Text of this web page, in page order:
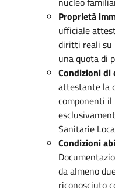
Proprietà
ufficiale
diritti reali su
una quota di
Condizioni di
attestante la
componenti
Sanitarie
Condizioni
da almeno
riconosciuto